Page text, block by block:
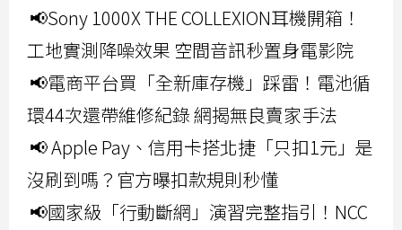
📢Sony 1000X THE COLLEXION耳機開箱！
工地實測降噪效果 空間音訊秒置身電影院
📢電商平台買「全新庫存機」踩雷！電池循
環44次還帶維修紀錄 網揭無良賣家手法
📢 Apple Pay、信用卡搭北捷「只扣1元」是
沒刷到嗎？官方曝扣款規則秒懂
📢國家級「行動斷網」演習完整指引！NCC